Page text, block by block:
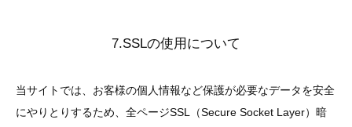
7.SSLの使用について
当サイトでは、お客様の個人情報など保護が必要なデータを安全
にやりとりするため、全ページSSL（Secure Socket Layer）暗